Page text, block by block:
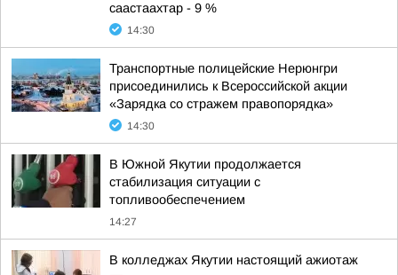
саастаахтар - 9 %
14:30
Транспортные полицейские Нерюнгри
присоединились к Всероссийской акции
«Зарядка со стражем правопорядка»
14:30
В Южной Якутии продолжается
стабилизация ситуации с
топливообеспечением
14:27
В колледжах Якутии настоящий ажиотаж